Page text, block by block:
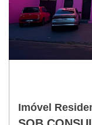
Imóvel